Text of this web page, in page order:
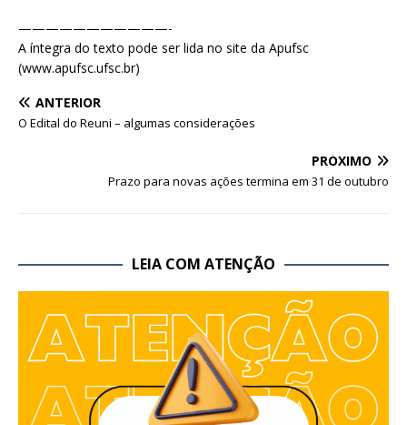
———————————-
A íntegra do texto pode ser lida no site da Apufsc
(www.apufsc.ufsc.br)
ANTERIOR
O Edital do Reuni – algumas considerações
PRÓXIMO
Prazo para novas ações termina em 31 de outubro
LEIA COM ATENÇÃO